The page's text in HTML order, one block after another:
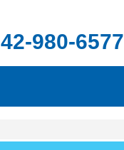
980-6577